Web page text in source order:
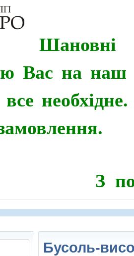
Вас на наш
все
З
Бусоль-